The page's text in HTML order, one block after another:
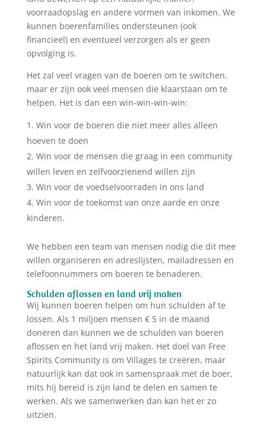
voorraadopslag en andere vormen van inkomen. We
kunnen boerenfamilies ondersteunen (ook
financieel) en eventueel verzorgen als er geen
opvolging is.
Het zal veel vragen van de boeren om te switchen,
maar er zijn ook veel mensen die klaarstaan om te
helpen. Het is dan een win-win-win-win:
Win voor de boeren die niet meer alles alleen
hoeven te doen
Win voor de mensen die graag in een community
willen leven en zelfvoorzienend willen zijn
Win voor de voedselvoorraden in ons land
Win voor de toekomst van onze aarde en onze
kinderen.
We hebben een team van mensen nodig die dit mee
willen organiseren en adreslijsten, mailadressen en
telefoonnummers om boeren te benaderen.
Schulden aflossen en land vrij maken
Wij kunnen boeren helpen om hun schulden af te
lossen. Als 1 miljoen mensen € 5 in de maand
doneren dan kunnen we de schulden van boeren
aflossen en het land vrij maken. Het doel van Free
Spirits Community is om Villages te creëren, maar
natuurlijk kan dat ook in samenspraak met de boer,
mits hij bereid is zijn land te delen en samen te
werken. Als we samenwerken dan kan het er zo
uitzien.